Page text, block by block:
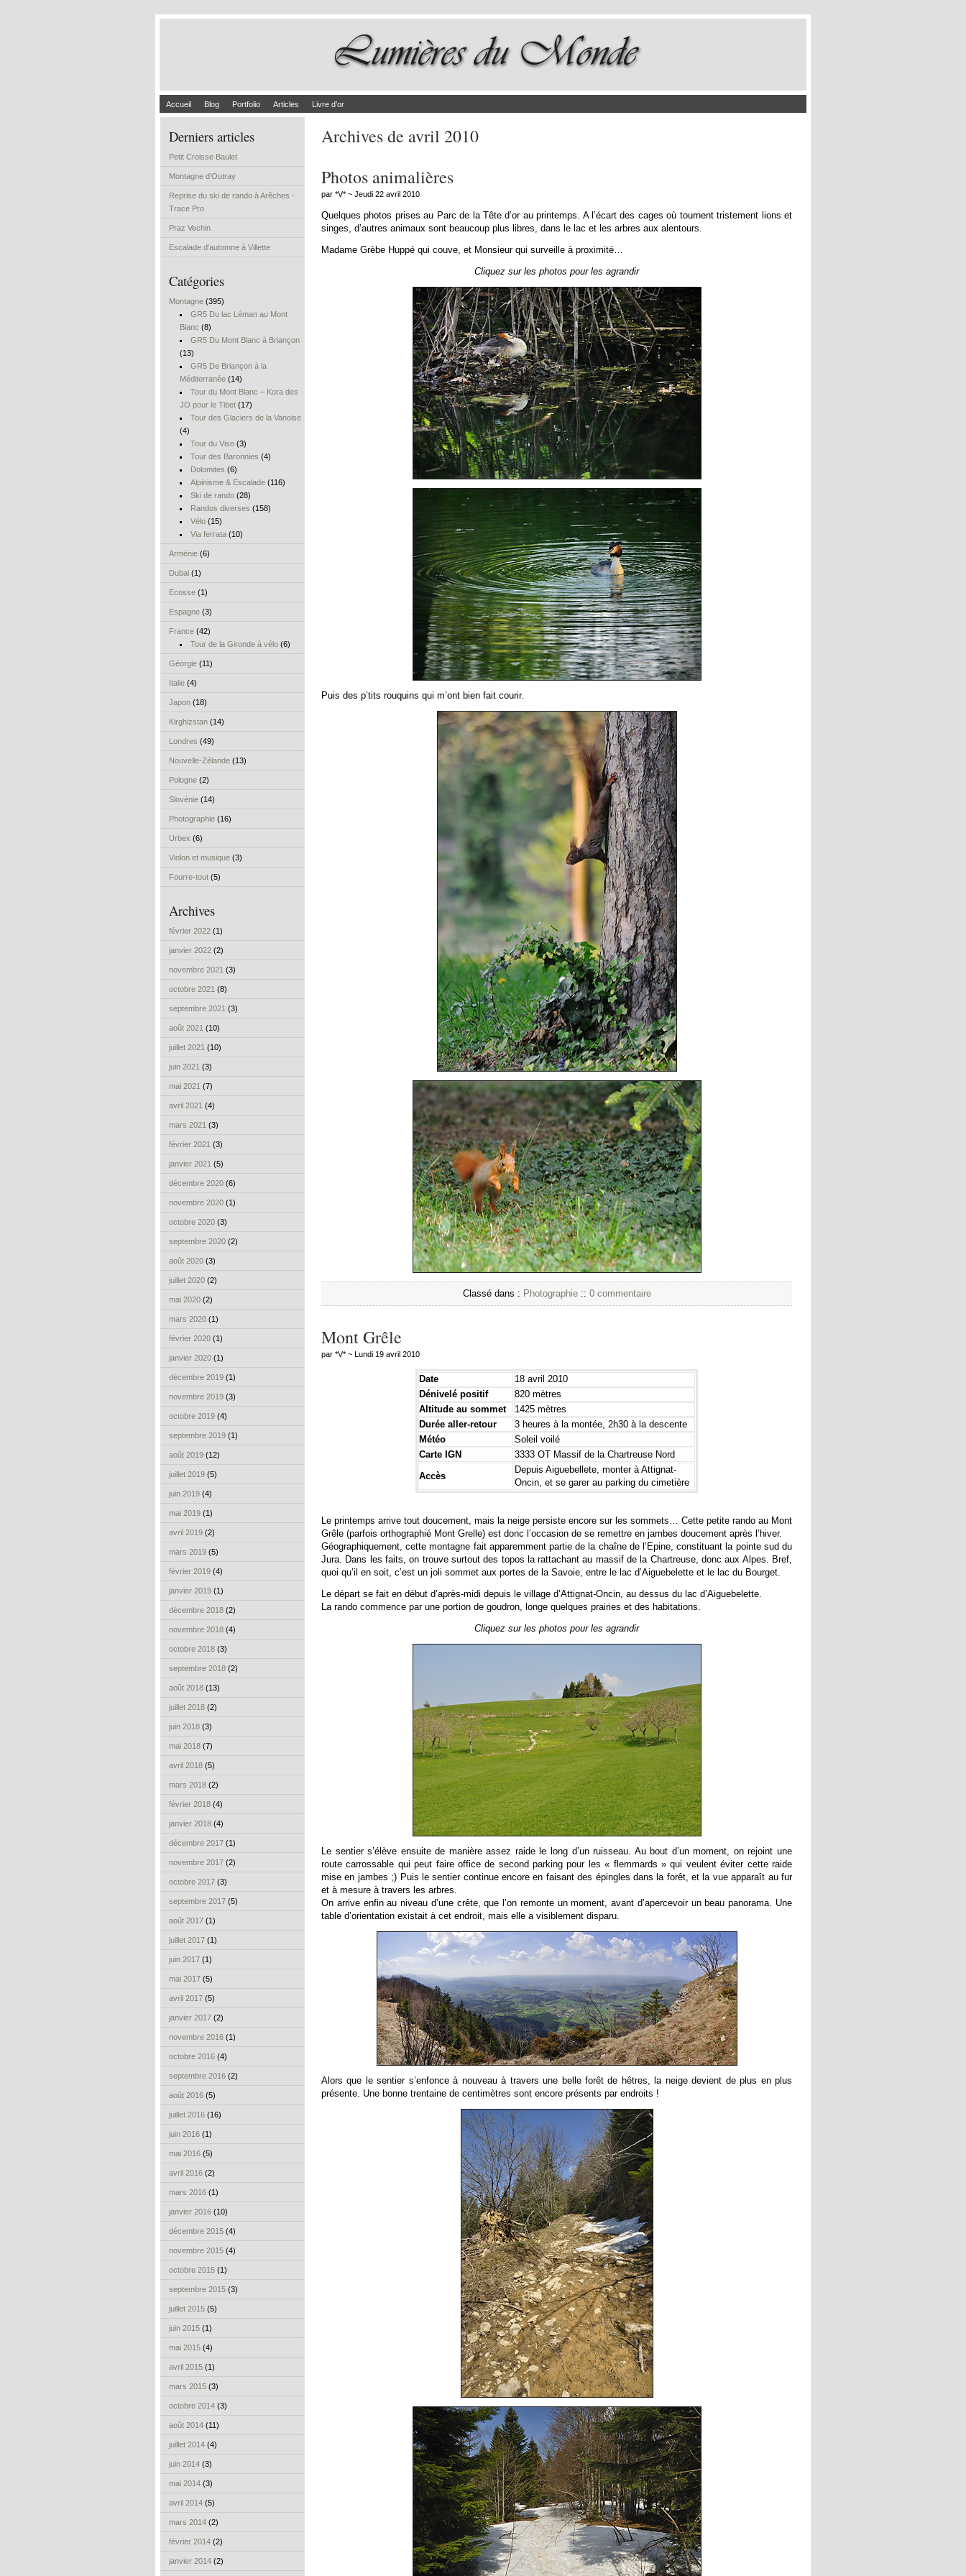
Accueil Blog Portfolio Articles Livre d’or
Derniers articles
Petit Croisse Baulet
Montagne d'Outray
Reprise du ski de rando à Arêches -
Trace Pro
Praz Vechin
Escalade d'automne à Villette
Catégories
Montagne (395)
GR5 Du lac Léman au Mont
Blanc (8)
GR5 Du Mont Blanc à Briançon
(13)
GR5 De Briançon à la
Méditerranée (14)
Tour du Mont Blanc – Kora des
JO pour le Tibet (17)
Tour des Glaciers de la Vanoise
(4)
Tour du Viso(3)
Tour des Baronnies (4)
Dolomites (6)
Alpinisme & Escalade(116)
Ski de rando(28)
Randos diverses (158)
Vélo(15)
Via ferrata(10)
Arménie (6)
Dubai (1)
Ecosse (1)
Espagne (3)
France (42)
Tour de la Gironde à vélo(6)
Géorgie (11)
Italie (4)
Japon (18)
Kirghizstan (14)
Londres (49)
Nouvelle-Zélande (13)
Pologne (2)
Slovénie (14)
Photographie (16)
Urbex (6)
Violon et musique (3)
Fourre-tout (5)
Archives
février 2022 (1)
janvier 2022 (2)
novembre 2021 (3)
octobre 2021 (8)
septembre 2021 (3)
août 2021 (10)
juillet 2021 (10)
juin 2021 (3)
mai 2021 (7)
avril 2021 (4)
mars 2021 (3)
février 2021 (3)
janvier 2021 (5)
décembre 2020 (6)
novembre 2020 (1)
octobre 2020 (3)
septembre 2020 (2)
août 2020 (3)
juillet 2020 (2)
mai 2020 (2)
mars 2020 (1)
février 2020 (1)
janvier 2020 (1)
décembre 2019 (1)
novembre 2019 (3)
octobre 2019 (4)
septembre 2019 (1)
août 2019 (12)
juillet 2019 (5)
juin 2019 (4)
mai 2019 (1)
avril 2019 (2)
mars 2019 (5)
février 2019 (4)
janvier 2019 (1)
décembre 2018 (2)
novembre 2018 (4)
octobre 2018 (3)
septembre 2018 (2)
août 2018 (13)
juillet 2018 (2)
juin 2018 (3)
mai 2018 (7)
avril 2018 (5)
mars 2018 (2)
février 2018 (4)
janvier 2018 (4)
décembre 2017 (1)
novembre 2017 (2)
octobre 2017 (3)
septembre 2017 (5)
août 2017 (1)
juillet 2017 (1)
juin 2017 (1)
mai 2017 (5)
avril 2017 (5)
janvier 2017 (2)
novembre 2016 (1)
octobre 2016 (4)
septembre 2016 (2)
août 2016 (5)
juillet 2016 (16)
juin 2016 (1)
mai 2016 (5)
avril 2016 (2)
mars 2016 (1)
janvier 2016 (10)
décembre 2015 (4)
novembre 2015 (4)
octobre 2015 (1)
septembre 2015 (3)
juillet 2015 (5)
juin 2015 (1)
mai 2015 (4)
avril 2015 (1)
mars 2015 (3)
octobre 2014 (3)
août 2014 (11)
juillet 2014 (4)
juin 2014 (3)
mai 2014 (3)
avril 2014 (5)
mars 2014 (2)
février 2014 (2)
janvier 2014 (2)
Archives de avril 2010
Photos animalières
par *V* ~ Jeudi 22 avril 2010
Quelques photos prises au Parc de la Tête d’or au printemps. A l’écart des cages où tournent tristement lions et
singes, d’autres animaux sont beaucoup plus libres, dans le lac et les arbres aux alentours.
Madame Grèbe Huppé qui couve, et Monsieur qui surveille à proximité…
Cliquez sur les photos pour les agrandir
Puis des p’tits rouquins qui m’ont bien fait courir.
Classé dans : Photographie:: 0 commentaire
Mont Grêle
par *V* ~ Lundi 19 avril 2010
Date
18 avril 2010
Dénivelé positif
820 mètres
Altitude au sommet
1425 mètres
Durée aller-retour
3 heures à la montée, 2h30 à la descente
Météo
Soleil voilé
Carte IGN
3333 OT Massif de la Chartreuse Nord
Accès
Depuis Aiguebellete, monter à Attignat-
Oncin, et se garer au parking du cimetière
Le printemps arrive tout doucement, mais la neige persiste encore sur les sommets… Cette petite rando au Mont
Grêle (parfois orthographié Mont Grelle) est donc l’occasion de se remettre en jambes doucement après l’hiver.
Géographiquement, cette montagne fait apparemment partie de la chaîne de l’Epine, constituant la pointe sud du
Jura. Dans les faits, on trouve surtout des topos la rattachant au massif de la Chartreuse, donc aux Alpes. Bref,
quoi qu’il en soit, c’est un joli sommet aux portes de la Savoie, entre le lac d’Aiguebelette et le lac du Bourget.
Le départ se fait en début d’après-midi depuis le village d’Attignat-Oncin, au dessus du lac d’Aiguebelette.
La rando commence par une portion de goudron, longe quelques prairies et des habitations.
Cliquez sur les photos pour les agrandir
Le sentier s’élève ensuite de manière assez raide le long d’un ruisseau. Au bout d’un moment, on rejoint une
route carrossable qui peut faire office de second parking pour les « flemmards » qui veulent éviter cette raide
mise en jambes ;) Puis le sentier continue encore en faisant des épingles dans la forêt, et la vue apparaît au fur
et à mesure à travers les arbres.
On arrive enfin au niveau d’une crête, que l’on remonte un moment, avant d’apercevoir un beau panorama. Une
table d’orientation existait à cet endroit, mais elle a visiblement disparu.
Alors que le sentier s’enfonce à nouveau à travers une belle forêt de hêtres, la neige devient de plus en plus
présente. Une bonne trentaine de centimètres sont encore présents par endroits !